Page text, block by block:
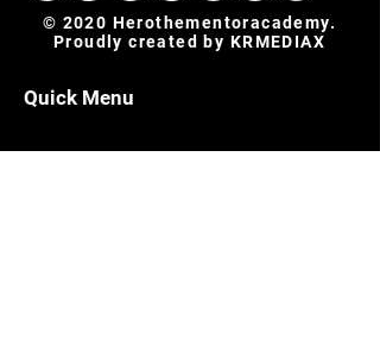
© 2020 Herothementoracademy.
Proudly created by KRMEDIAX
Quick Menu